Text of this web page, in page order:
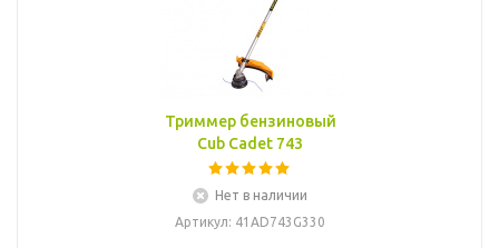
Триммер бензиновый
Cub Cadet 743
Нет в наличии
Артикул: 41AD743G330